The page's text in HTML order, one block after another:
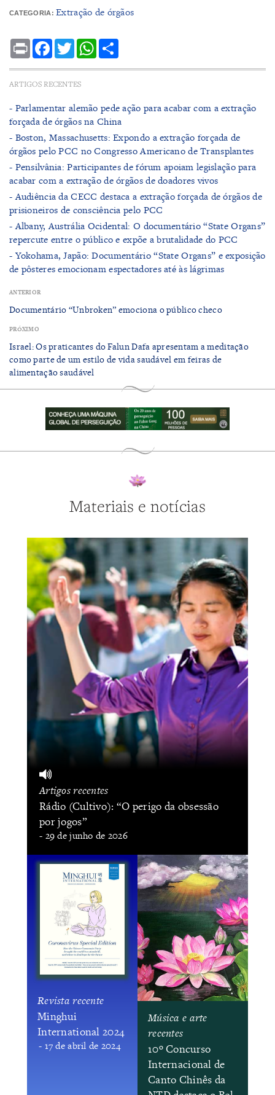
CATEGORIA: Extração de órgãos
Print Facebook
TwitterWhatsApp
ARTIGOS RECENTES
- Parlamentar alemão pede ação para acabar com a extração
forçada de órgãos na China
- Boston, Massachusetts: Expondo a extração forçada de
órgãos pelo PCC no Congresso Americano de Transplantes
- Pensilvânia: Participantes de fórum apoiam legislação para
acabar com a extração de órgãos de doadores vivos
- Audiência da CECC destaca a extração forçada de órgãos de
prisioneiros de consciência pelo PCC
- Albany, Austrália Ocidental: O documentário “State Organs”
repercute entre o público e expõe a brutalidade do PCC
- Yokohama, Japão: Documentário “State Organs” e exposição
de pôsteres emocionam espectadores até às lágrimas
ANTERIOR
Documentário “Unbroken” emociona o público checo
PRÓXIMO
Israel: Os praticantes do Falun Dafa apresentam a meditação
como parte de um estilo de vida saudável em feiras de
alimentação saudável
Materiais e notícias
Artigos recentes
Rádio (Cultivo): “O perigo da obsessão
por jogos”
- 29 de junho de 2026
Revista recente
​Minghui
International 2024
- 17 de abril de 2024
Música e arte
recentes
​10º Concurso
Internacional de
Canto Chinês da